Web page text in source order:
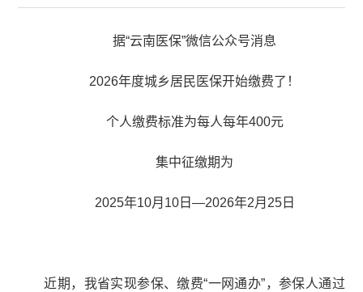
据“云南医保”微信公众号消息
2026年度城乡居民医保开始缴费了！
个人缴费标准为每人每年400元
集中征缴期为
2025年10月10日—2026年2月25日
近期，我省实现参保、缴费“一网通办”，参保人通过